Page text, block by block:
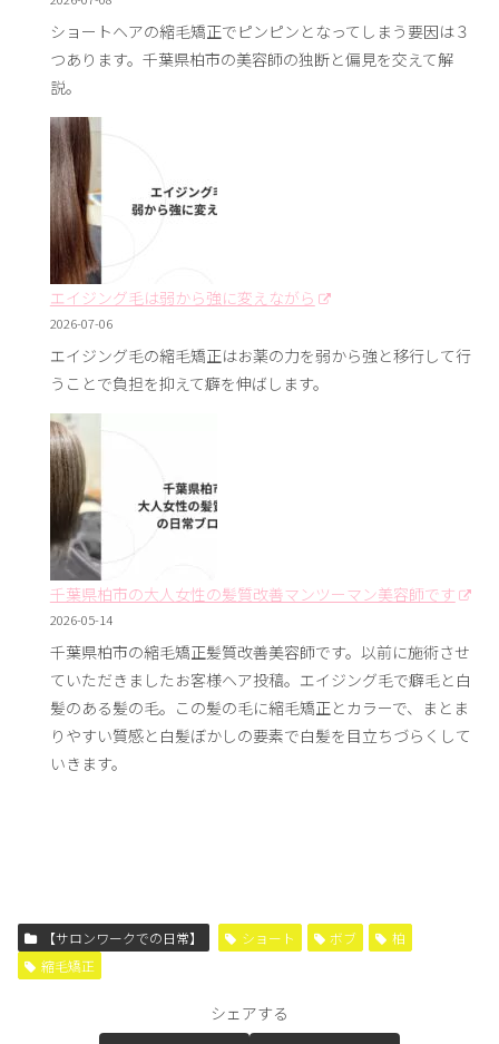
ショートヘアの縮毛矯正でピンピンとなってしまう要因は３
つあります。千葉県柏市の美容師の独断と偏見を交えて解
説。
エイジング毛は弱から強に変えながら
2026-07-06
エイジング毛の縮毛矯正はお薬の力を弱から強と移行して行
うことで負担を抑えて癖を伸ばします。
千葉県柏市の大人女性の髪質改善マンツーマン美容師です
2026-05-14
千葉県柏市の縮毛矯正髪質改善美容師です。以前に施術させ
ていただきましたお客様ヘア投稿。エイジング毛で癖毛と白
髪のある髪の毛。この髪の毛に縮毛矯正とカラーで、まとま
りやすい質感と白髪ぼかしの要素で白髪を目立ちづらくして
いきます。
【サロンワークでの日常】 ショート ボブ
柏
縮毛矯正
シェアする